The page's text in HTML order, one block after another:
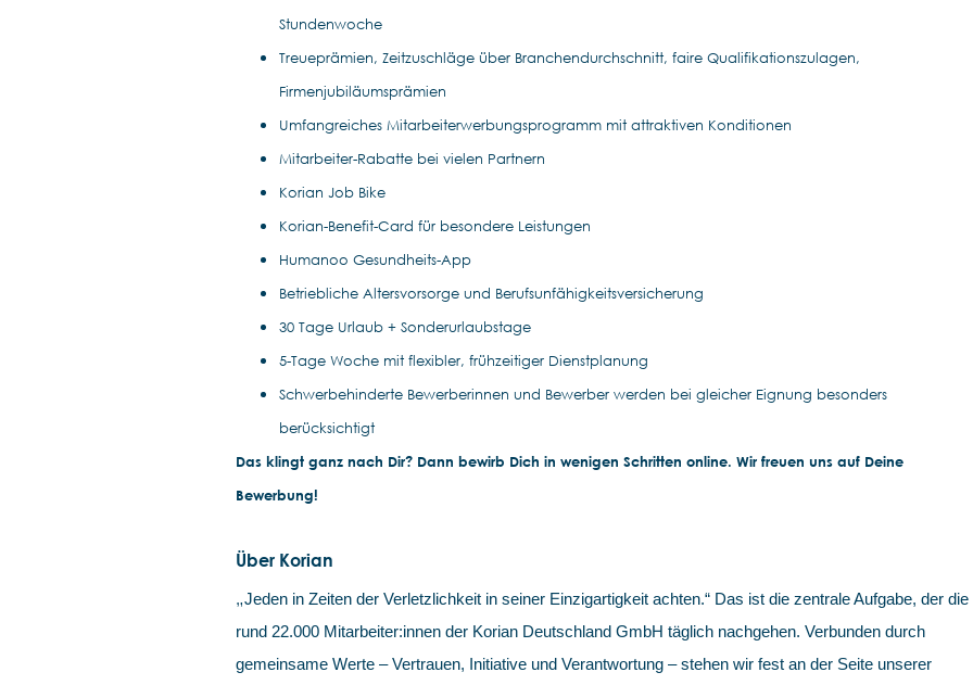
Stundenwoche
Treueprämien, Zeitzuschläge über Branchendurchschnitt, faire Qualifikationszulagen,
Firmenjubiläumsprämien
Umfangreiches Mitarbeiterwerbungsprogramm mit attraktiven Konditionen
Mitarbeiter-Rabatte bei vielen Partnern
Korian Job Bike
Korian-Benefit-Card für besondere Leistungen
Humanoo Gesundheits-App
Betriebliche Altersvorsorge und Berufsunfähigkeitsversicherung
30 Tage Urlaub + Sonderurlaubstage
5-Tage Woche mit flexibler, frühzeitiger Dienstplanung
Schwerbehinderte Bewerberinnen und Bewerber werden bei gleicher Eignung besonders
berücksichtigt
Das klingt ganz nach Dir? Dann bewirb Dich in wenigen Schritten online. Wir freuen uns auf Deine
Bewerbung!
Über Korian
„Jeden in Zeiten der Verletzlichkeit in seiner Einzigartigkeit achten.“ Das ist die zentrale Aufgabe, der die
rund 22.000 Mitarbeiter:innen der Korian Deutschland GmbH täglich nachgehen. Verbunden durch
gemeinsame Werte – Vertrauen, Initiative und Verantwortung – stehen wir fest an der Seite unserer